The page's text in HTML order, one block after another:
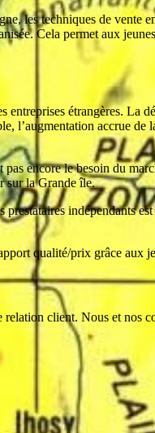
les techniques de vente
Cela permet aux
entreprises étrangères. La
l’augmentation accrue de
encore le besoin du
sur la Grande île.
prestataires indépendants
qualité/prix grâce aux
client. Nous et